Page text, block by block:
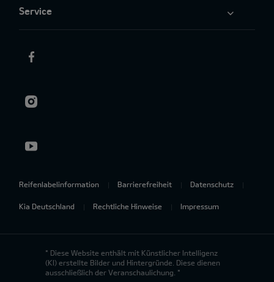
Service
Reifenlabelinformation Barrierefreiheit Datenschutz
Kia Deutschland Rechtliche Hinweise Impressum
* Diese Website enthält mit Künstlicher Intelligenz
(KI) erstellte Bilder und Hintergründe. Diese dienen
ausschließlich der Veranschaulichung. *